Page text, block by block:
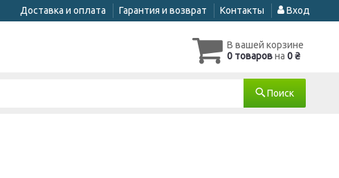
Доставка и оплата Гарантия и возврат Контакты Вход
В вашей корзине
0 товаровна 0 ₴
Поиск